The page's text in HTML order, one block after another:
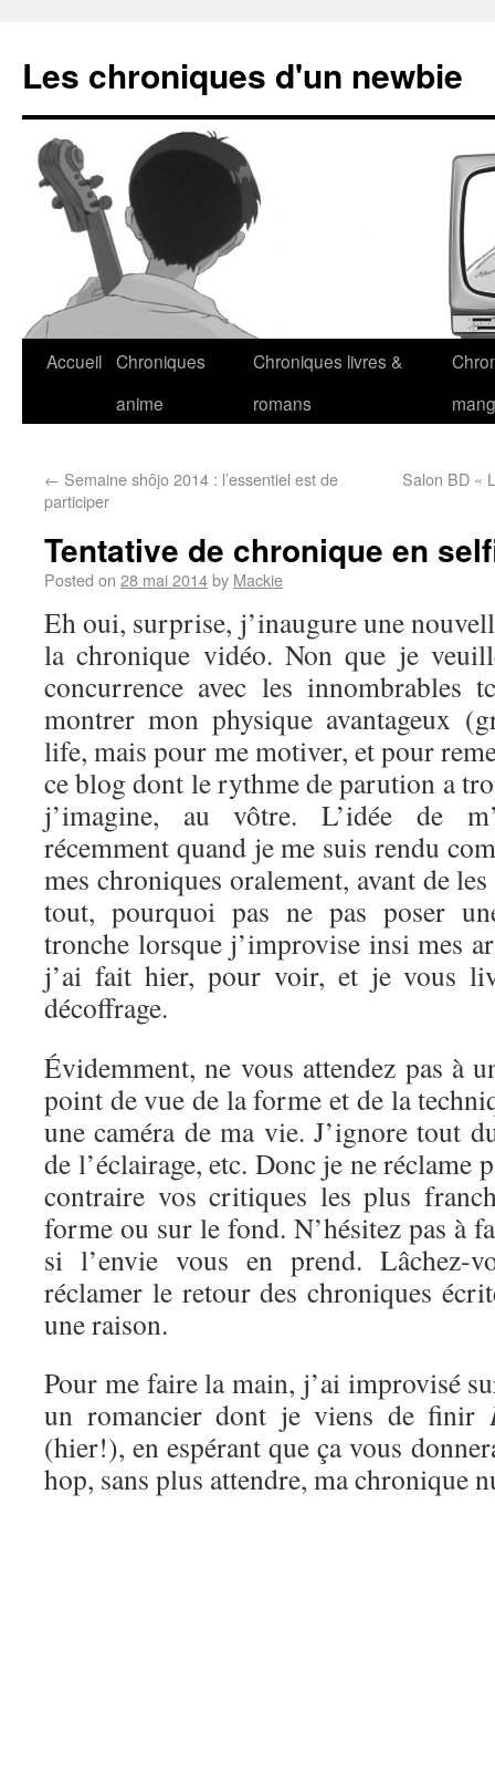
Les chroniques d'un newbie
Accueil Chroniques
anime
Chroniques livres &
romans
← Semaine shôjo 2014 : l’essentiel est de
participer
Salon BD «
Tentative de chronique en
Posted on 28 mai 2014by Mackie
Eh oui, surprise, j’inaugure une
la chronique vidéo. Non que je
concurrence avec les innombrables
montrer mon physique avantageux
life, mais pour me motiver, et pour
ce blog dont le rythme de parution a
j’imagine, au vôtre. L’idée de
récemment quand je me suis rendu
mes chroniques oralement, avant de
tout, pourquoi pas ne pas poser
tronche lorsque j’improvise insi mes
j’ai fait hier, pour voir, et je vous
décoffrage.
Évidemment, ne vous attendez pas à
point de vue de la forme et de la
une caméra de ma vie. J’ignore tout
de l’éclairage, etc. Donc je ne réclame
contraire vos critiques les plus
forme ou sur le fond. N’hésitez pas à
si l’envie vous en prend. Lâchez-
réclamer le retour des chroniques
une raison.
Pour me faire la main, j’ai improvisé
un romancier dont je viens de finir
(hier!), en espérant que ça vous
hop, sans plus attendre, ma chronique